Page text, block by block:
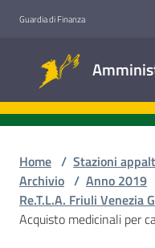
Guardia di Finanza
Accesso
civico
Home / Stazioni
Archivio / Anno 2019
Re.T.L.A. Friuli Venezia
Acquisto medicinali per